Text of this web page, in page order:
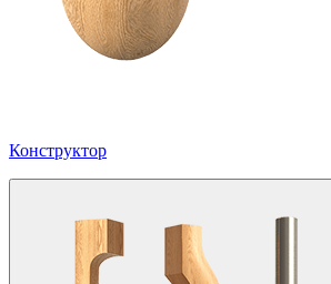
Конструктор